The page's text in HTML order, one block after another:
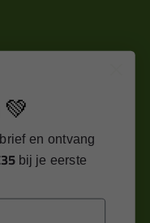
in je
en ontvang
bij je eerste